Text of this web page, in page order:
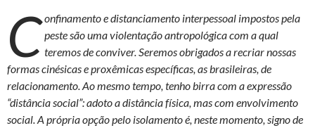
C onfinamento e distanciamento interpessoal impostos pela
peste são uma violentação antropológica com a qual
teremos de conviver. Seremos obrigados a recriar nossas
formas cinésicas e proxêmicas específicas, as brasileiras, de
relacionamento. Ao mesmo tempo, tenho birra com a expressão
“distância social”: adoto a distância física, mas com envolvimento
social. A própria opção pelo isolamento é, neste momento, signo de